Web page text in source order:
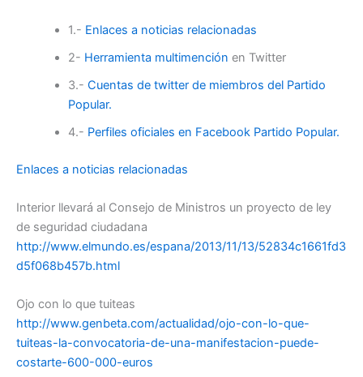
1.- Enlaces a noticias relacionadas
2- Herramienta multimención en Twitter
3.- Cuentas de twitter de miembros del Partido
Popular.
4.- Perfiles oficiales en Facebook Partido Popular.
Enlaces a noticias relacionadas
Interior llevará al Consejo de Ministros un proyecto de ley
de seguridad ciudadana
http://www.elmundo.es/espana/2013/11/13/52834c1661fd3
d5f068b457b.html
Ojo con lo que tuiteas
http://www.genbeta.com/actualidad/ojo-con-lo-que-
tuiteas-la-convocatoria-de-una-manifestacion-puede-
costarte-600-000-euros